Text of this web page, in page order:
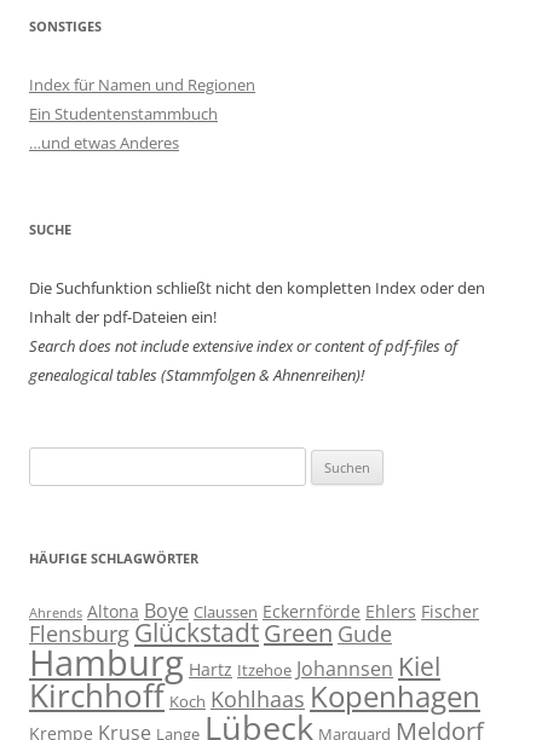
SONSTIGES
Index für Namen und Regionen
Ein Studentenstammbuch
…und etwas Anderes
SUCHE
Die Suchfunktion schließt nicht den kompletten Index oder den
Inhalt der pdf-Dateien ein!
Search does not include extensive index or content ofpdf-files of
genealogical tables (Stammfolgen & Ahnenreihen)!
nach:
HÄUFIGE SCHLAGWÖRTER
Ahrends Altona Boye Claussen Eckernförde Ehlers Fischer
Flensburg GlückstadtGreen Gude
Hamburg Hartz Itzehoe Johannsen Kiel
Kirchhoff Koch Kohlhaas Kopenhagen
Krempe Kruse Lange Lübeck Marquard Meldorf